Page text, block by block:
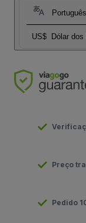
US$ Dólar
Preço
Pedido